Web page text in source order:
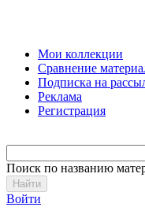
Мои коллекции
Сравнение
Подписка на
Реклама
Регистрация
Поиск по названию
Войти